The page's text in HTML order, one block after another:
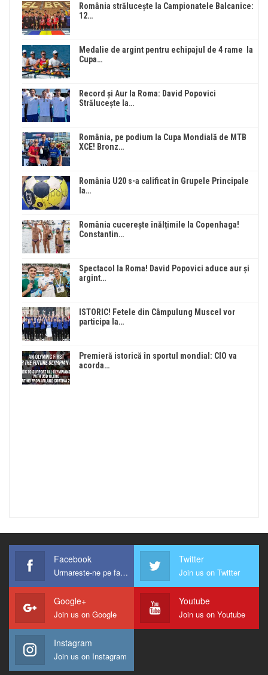
România strălucește la Campionatele Balcanice:
12…
Medalie de argint pentru echipajul de 4 rame la
Cupa…
Record și Aur la Roma: David Popovici
Strălucește la…
România, pe podium la Cupa Mondială de MTB
XCE! Bronz…
România U20 s-a calificat în Grupele Principale
la…
România cucerește înălțimile la Copenhaga!
Constantin…
Spectacol la Roma! David Popovici aduce aur și
argint…
ISTORIC! Fetele din Câmpulung Muscel vor
participa la…
Premieră istorică în sportul mondial: CIO va
acorda…
Facebook
Urmareste-ne pe facebook !
Twitter
Join us on Twitter
Google+
Join us on Google
Youtube
Join us on Youtube
Instagram
Join us on Instagram